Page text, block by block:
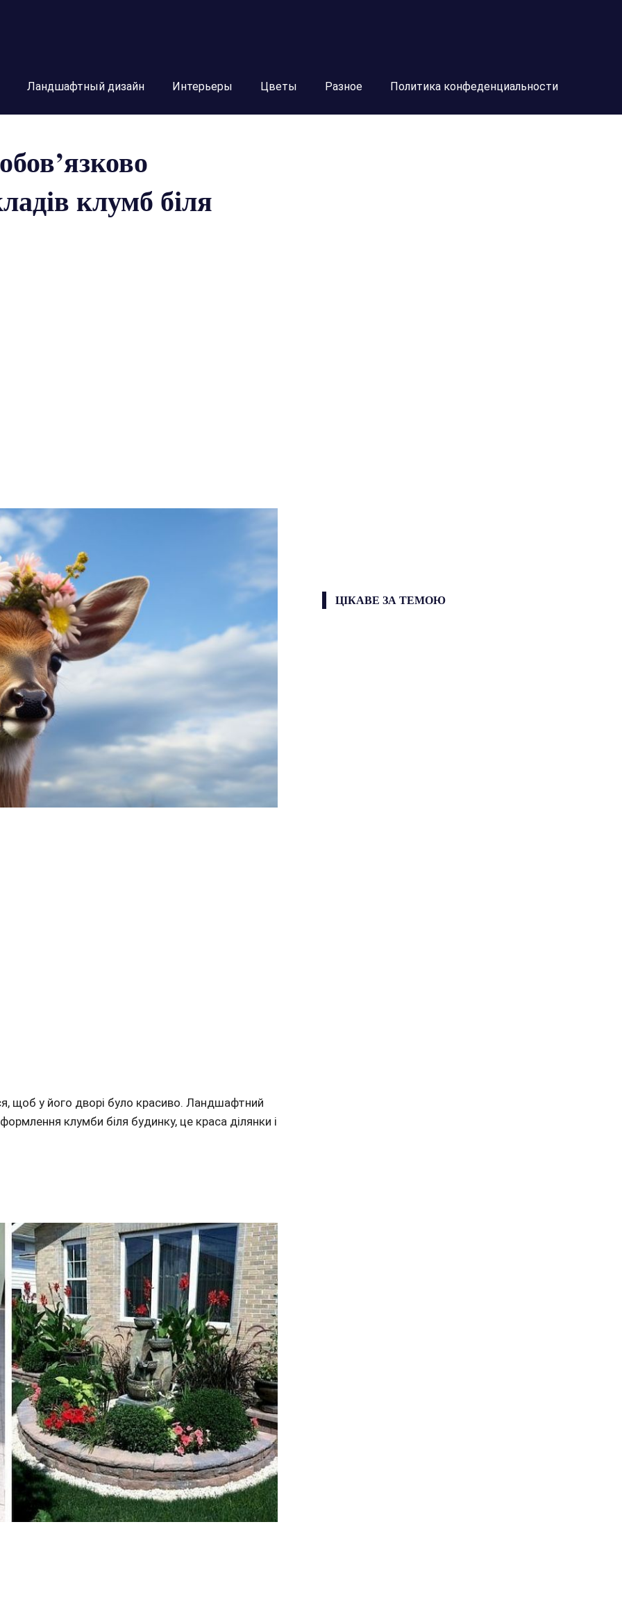
Ландшафтный дизайн Интерьеры Цветы Разное Политика конфеденциальности
клумб біля
щоб у його дворі було красиво. Ландшафтний
клумби біля будинку, це краса ділянки і
ЦІКАВЕ ЗА ТЕМОЮ